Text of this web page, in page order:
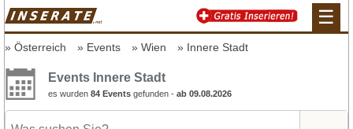
☰
Österreich Events Wien Innere Stadt
Events Innere Stadt
es wurden 84 Events gefunden - ab 09.08.2026